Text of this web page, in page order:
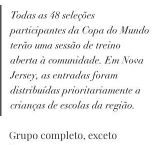
Todas as 48 seleções
participantes da Copa do Mundo
terão uma sessão de treino
aberta à comunidade. Em Nova
Jersey, as entradas foram
distribuídas prioritariamente a
crianças de escolas da região.
Grupo completo, exceto